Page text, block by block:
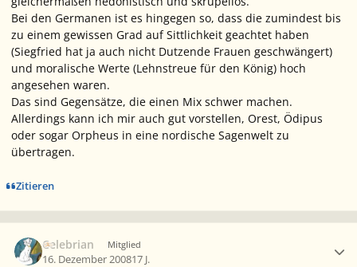
Bei den Germanen ist es hingegen so, dass die zumindest bis
zu einem gewissen Grad auf Sittlichkeit geachtet haben
(Siegfried hat ja auch nicht Dutzende Frauen geschwängert)
und moralische Werte (Lehnstreue für den König) hoch
angesehen waren.
Das sind Gegensätze, die einen Mix schwer machen.
Allerdings kann ich mir auch gut vorstellen, Orest, Ödipus
oder sogar Orpheus in eine nordische Sagenwelt zu
übertragen.
Zitieren
Celebrian Mitglied
16. Dezember 200817 J.